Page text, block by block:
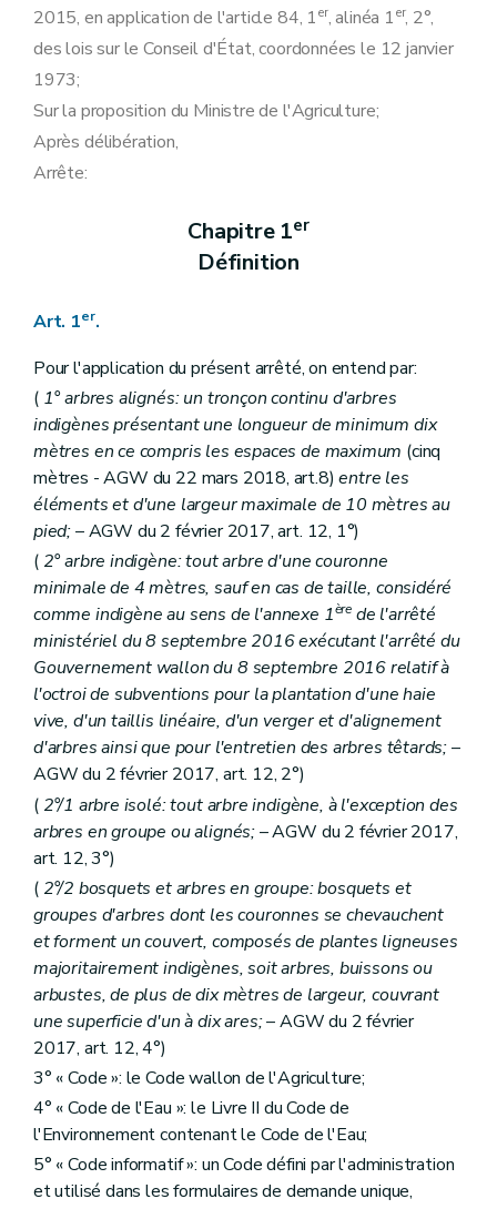
Art. 56
2015, en application de l'article 84, 1er, alinéa 1er, 2°,
des lois sur le Conseil d'État, coordonnées le 12 janvier
1973;
Sur la proposition du Ministre de l'Agriculture;
Après délibération,
Arrête:
Chapitre 1er
Définition
Art. 1er.
Pour l'application du présent arrêté, on entend par:
( 1° arbres alignés: un tronçon continu d'arbres
indigènes présentant une longueur de minimum dix
mètres en ce compris les espaces de maximum (cinq
mètres - AGW du 22 mars 2018, art.8)entre les
éléments et d'une largeur maximale de 10 mètres au
pied;– AGW du 2 février 2017, art. 12, 1°)
( 2° arbre indigène: tout arbre d'une couronne
minimale de 4 mètres, sauf en cas de taille, considéré
comme indigène au sens de l'annexe 1ère de l'arrêté
ministériel du 8 septembre 2016 exécutant l'arrêté du
Gouvernement wallon du 8 septembre 2016 relatif à
l'octroi de subventions pour la plantation d'une haie
vive, d'un taillis linéaire, d'un verger et d'alignement
d'arbres ainsi que pour l'entretien des arbres têtards;–
AGW du 2 février 2017, art. 12, 2°)
( 2°/1 arbre isolé: tout arbre indigène, à l'exception des
arbres en groupe ou alignés;– AGW du 2 février 2017,
art. 12, 3°)
( 2°/2 bosquets et arbres en groupe: bosquets et
groupes d'arbres dont les couronnes se chevauchent
et forment un couvert, composés de plantes ligneuses
majoritairement indigènes, soit arbres, buissons ou
arbustes, de plus de dix mètres de largeur, couvrant
une superficie d'un à dix ares;– AGW du 2 février
2017, art. 12, 4°)
3° « Code »: le Code wallon de l'Agriculture;
4° « Code de l'Eau »: le Livre II du Code de
l'Environnement contenant le Code de l'Eau;
5° « Code informatif »: un Code défini par l'administration
et utilisé dans les formulaires de demande unique,